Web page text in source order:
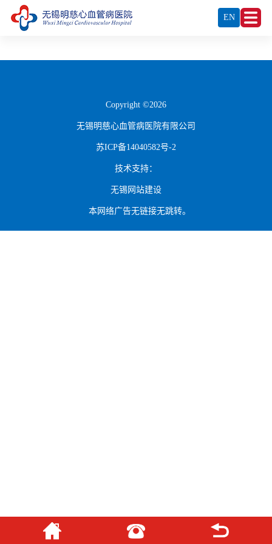
EN
Copyright ©2026
无锡明慈心血管病医院有限公司
苏ICP备14040582号-2
技术支持：
无锡网站建设
本网络广告无链接无跳转。